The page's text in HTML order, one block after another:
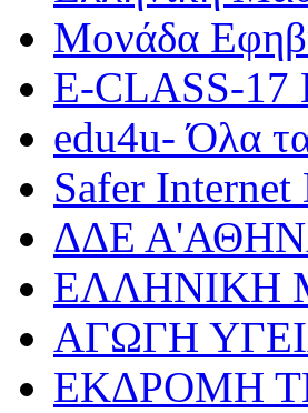
Μονάδα
Ε-CLASS-
edu4u- Όλα
Safer Internet
ΔΔΕ
ΕΛΛΗΝΙΚΗ
ΑΓΩΓΗ
ΕΚΔΡΟΜΗ